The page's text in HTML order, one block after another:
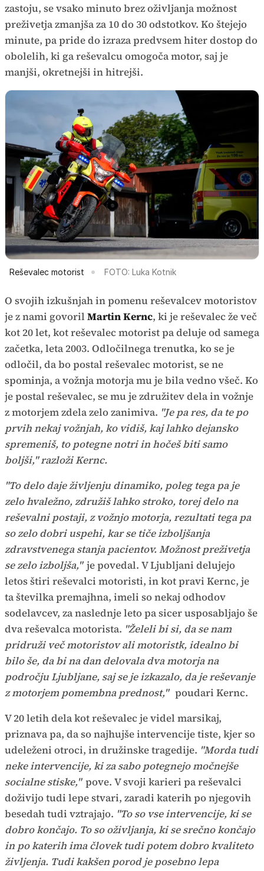
zastoju, se vsako minuto brez oživljanja možnost
preživetja zmanjša za 10 do 30 odstotkov. Ko štejejo
minute, pa pride do izraza predvsem hiter dostop do
obolelih, ki ga reševalcu omogoča motor, saj je
manjši, okretnejši in hitrejši.
Reševalec motorist FOTO: Luka Kotnik
O svojih izkušnjah in pomenu reševalcev motoristov
je z nami govoril Martin Kernc, ki je reševalec že več
kot 20 let, kot reševalec motorist pa deluje od samega
začetka, leta 2003. Odločilnega trenutka, ko se je
odločil, da bo postal reševalec motorist, se ne
spominja, a vožnja motorja mu je bila vedno všeč. Ko
je postal reševalec, se mu je združitev dela in vožnje
z motorjem zdela zelo zanimiva. "Je pa res, da te po
prvih nekaj vožnjah, ko vidiš, kaj lahko dejansko
spremeniš, to potegne notri in hočeš biti samo
boljši," razloži Kernc.
"To delo daje življenju dinamiko, poleg tega pa je
zelo hvaležno, združiš lahko stroko, torej delo na
reševalni postaji, z vožnjo motorja, rezultati tega pa
so zelo dobri uspehi, kar se tiče izboljšanja
zdravstvenega stanja pacientov. Možnost preživetja
se zelo izboljša," je povedal. V Ljubljani delujejo
letos štiri reševalci motoristi, in kot pravi Kernc, je
ta številka premajhna, imeli so nekaj odhodov
sodelavcev, za naslednje leto pa sicer usposabljajo še
dva reševalca motorista. "Želeli bi si, da se nam
pridruži več motoristov ali motoristk, idealno bi
bilo še, da bi na dan delovala dva motorja na
področju Ljubljane, saj se je izkazalo, da je reševanje
z motorjem pomembna prednost," poudari Kernc.
V 20 letih dela kot reševalec je videl marsikaj,
priznava pa, da so najhujše intervencije tiste, kjer so
udeleženi otroci, in družinske tragedije. "Morda tudi
neke intervencije, ki za sabo potegnejo močnejše
socialne stiske," pove. V svoji karieri pa reševalci
doživijo tudi lepe stvari, zaradi katerih po njegovih
besedah tudi vztrajajo. "To so vse intervencije, ki se
dobro končajo. To so oživljanja, ki se srečno končajo
in po katerih ima človek tudi potem dobro kvaliteto
življenja. Tudi kakšen porod je posebno lepa